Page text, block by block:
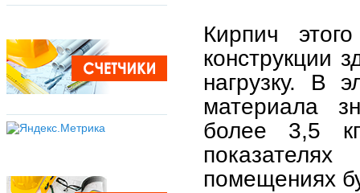
Кирпич
конструкции
нагрузку. В
материала
более 3,5
помещениях